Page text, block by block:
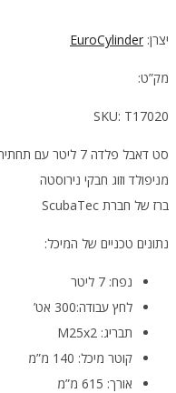
יצרן: EuroCylinder
מק”ט:
SKU: T17020
מניפולד וזוג חבקי נירוסטה
ברז של חברת ScubaTec
נתונים טכניים של המיכל:
נפח: 7 ליטר
לחץ עבודה:300 אט’
תבריג: M25x2
קוטר מיכל: 140 מ”מ
אורך: 615 מ”מ